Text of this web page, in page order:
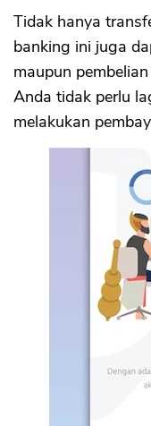
Tidak hanya
banking ini juga
maupun
Anda tidak perlu
melakukan